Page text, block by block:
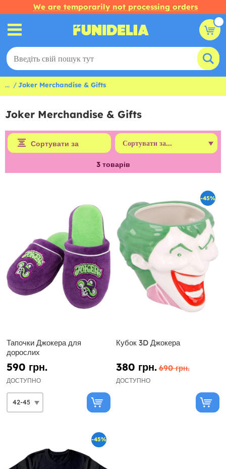
We are temporarily not processing orders
... Joker Merchandise & Gifts
Joker Merchandise & Gifts
Сортувати за
3товарів
Тапочки Джокера для
дорослих
590 грн.
ДОСТУПНО
-45%
Кубок 3D Джокера
380 грн. 690 грн.
ДОСТУПНО
-45%